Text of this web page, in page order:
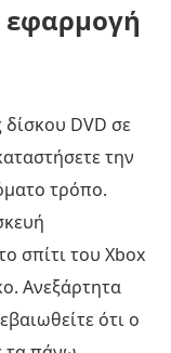
εφαρμογή
DVD σε
την
τρόπο.
σπίτι του Xbox
Ανεξάρτητα
ότι ο